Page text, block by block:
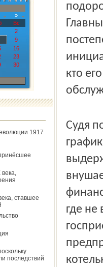
»
Вс
2
9
16
23
30
1917
ставшее
последствий
кто
Судя
где